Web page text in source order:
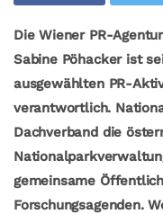
Die Wiener PR-
Sabine Pöhacker ist
ausgewählten PR-
verantwortlich.
Dachverband die
gemeinsame
Forschungsagenden.